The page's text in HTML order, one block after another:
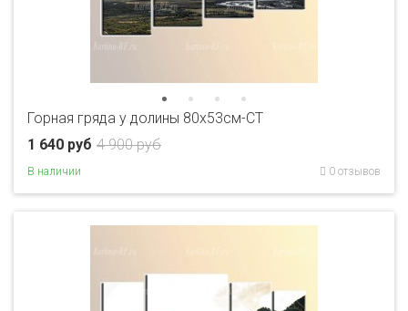
Горная гряда у долины 80x53см-CT
4 900 руб
1 640 руб
В наличии 0 отзывов